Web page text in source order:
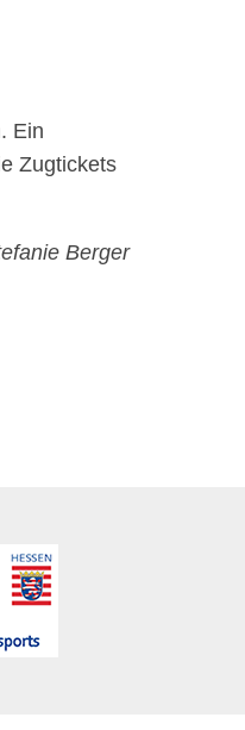
Ein
Zugtickets
Berger